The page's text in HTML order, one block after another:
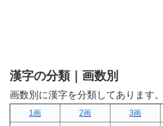
漢字の分類｜画数別
画数別に漢字を分類してあります。
1画 2画 3画